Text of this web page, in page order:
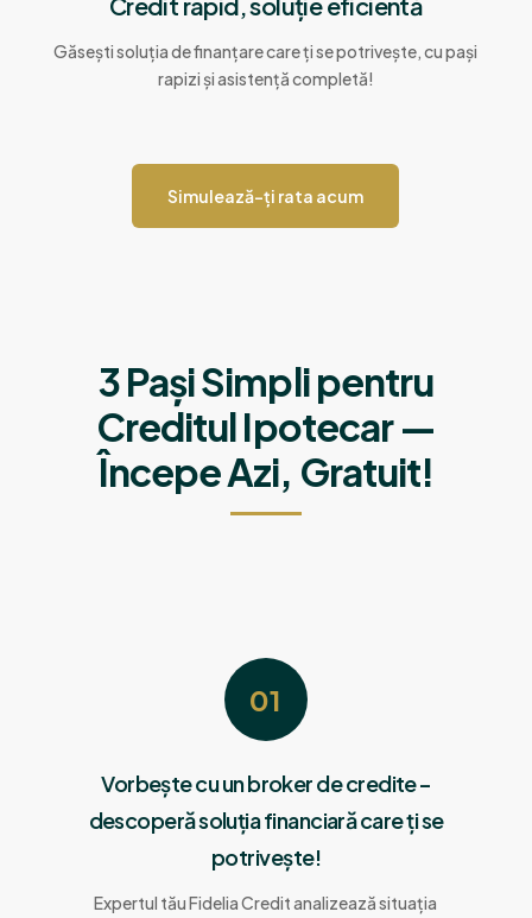
Găsești soluția de finanțare care ți se potrivește, cu pași
rapizi și asistență completă!
Simulează-ți rata acum
3 Pași Simpli pentru
Creditul Ipotecar —
Începe Azi, Gratuit!
01
Vorbește cu un broker de credite –
descoperă soluția financiară care ți se
potrivește!
Expertul tău Fidelia Credit analizează situația